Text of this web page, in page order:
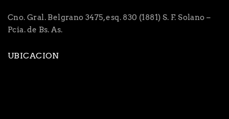
Cno. Gral. Belgrano 3475, esq. 830 (1881) S. F. Solano –
Pcia. de Bs. As.
UBICACION